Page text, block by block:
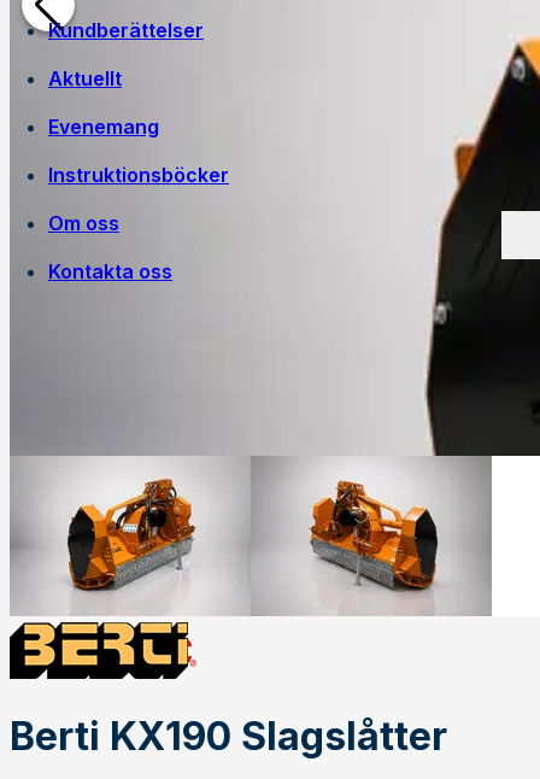
Kundberättelser
Aktuellt
Evenemang
Instruktionsböcker
Om oss
Egen tillverkning
Kontakta oss
Berti KX190 Slagslåtter